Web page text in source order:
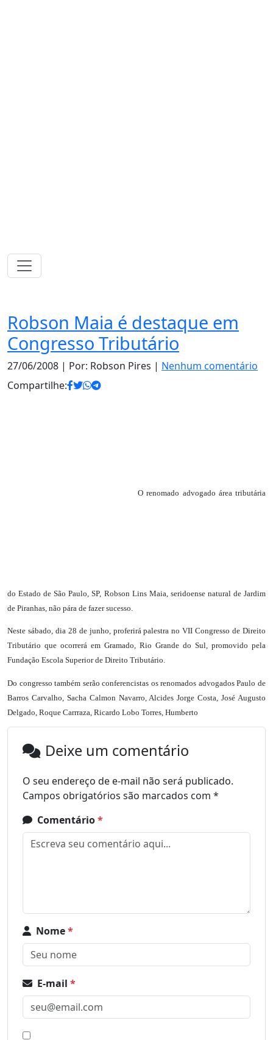
Robson Maia é destaque em
Congresso Tributário
27/06/2008 | Por: Robson Pires | Nenhum comentário
Compartilhe:
O renomado advogado área tributária
do Estado de São Paulo, SP, Robson Lins Maia, seridoense natural de Jardim
de Piranhas, não pára de fazer sucesso.
Neste sábado, dia 28 de junho, proferirá palestra no VII Congresso de Direito
Tributário que ocorrerá em Gramado, Rio Grande do Sul, promovido pela
Fundação Escola Superior de Direito Tributário.
Do congresso também serão conferencistas os renomados advogados Paulo de
Barros Carvalho, Sacha Calmon Navarro, Alcides Jorge Costa, José Augusto
Delgado, Roque Carrraza, Ricardo Lobo Torres, Humberto
Deixe um comentário
O seu endereço de e-mail não será publicado.
Campos obrigatórios são marcados com *
Comentário*
Nome*
E-mail *